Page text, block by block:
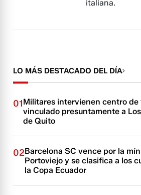
italiana.
LO MÁS DESTACADO DEL DÍA
01Militares intervienen centro de
vinculado presuntamente a
de Quito
02Barcelona SC vence por la
Portoviejo y se clasifica a los
la Copa Ecuador